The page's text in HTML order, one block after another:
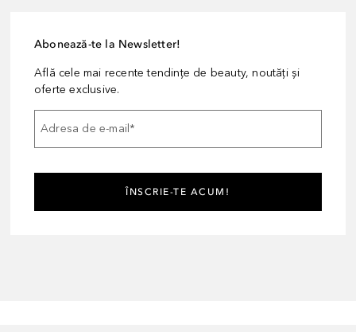
Abonează-te la Newsletter!
Află cele mai recente tendințe de beauty, noutăți și
oferte exclusive.
Adresa de e-mail*
ÎNSCRIE-TE ACUM!